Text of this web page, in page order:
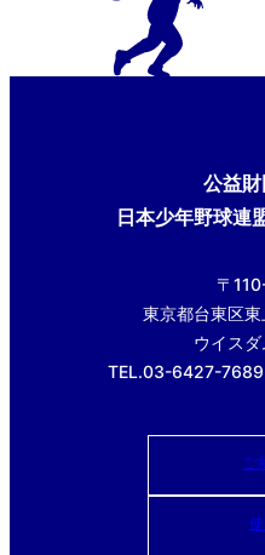
公益
日本少年野球
〒
東京都台東区
ウイス
TEL.03-6427-
ご